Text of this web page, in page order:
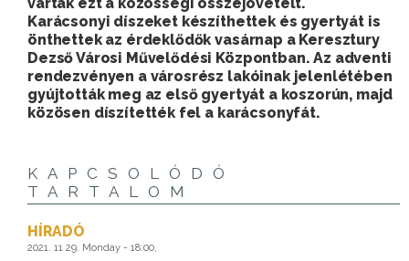
várták ezt a közösségi összejövetelt.
Karácsonyi díszeket készíthettek és gyertyát is
önthettek az érdeklődők vasárnap a Keresztury
Dezső Városi Művelődési Központban. Az adventi
rendezvényen a városrész lakóinak jelenlétében
gyújtották meg az első gyertyát a koszorún, majd
közösen díszítették fel a karácsonyfát.
KAPCSOLÓDÓ
TARTALOM
HÍRADÓ
2021. 11 29. Monday - 18:00,